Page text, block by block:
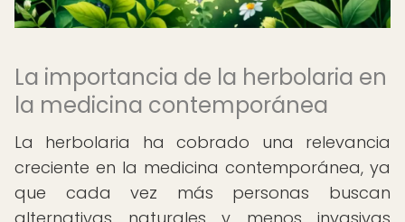
La importancia de la herbolaria en
la medicina contemporánea
La herbolaria ha cobrado una relevancia
creciente en la medicina contemporánea, ya
que cada vez más personas buscan